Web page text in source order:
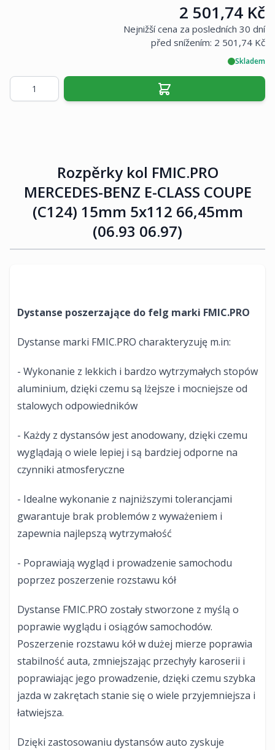
Cena:
2 501,74 Kč
Nejnižší cena za posledních 30 dní
před snížením: 2 501,74 Kč
Skladem
Množství
Rozpěrky kol FMIC.PRO
MERCEDES-BENZ E-CLASS COUPE
(C124) 15mm 5x112 66,45mm
(06.93 06.97)
Dystanse poszerzające do felg marki FMIC.PRO
Dystanse marki FMIC.PRO charakteryzuję m.in:
- Wykonanie z lekkich i bardzo wytrzymałych stopów
aluminium, dzięki czemu są lżejsze i mocniejsze od
stalowych odpowiedników
- Każdy z dystansów jest anodowany, dzięki czemu
wyglądają o wiele lepiej i są bardziej odporne na
czynniki atmosferyczne
- Idealne wykonanie z najniższymi tolerancjami
gwarantuje brak problemów z wyważeniem i
zapewnia najlepszą wytrzymałość
- Poprawiają wygląd i prowadzenie samochodu
poprzez poszerzenie rozstawu kół
Dystanse FMIC.PRO zostały stworzone z myślą o
poprawie wyglądu i osiągów samochodów.
Poszerzenie rozstawu kół w dużej mierze poprawia
stabilność auta, zmniejszając przechyły karoserii i
poprawiając jego prowadzenie, dzięki czemu szybka
jazda w zakrętach stanie się o wiele przyjemniejsza i
łatwiejsza.
Dzięki zastosowaniu dystansów auto zyskuje